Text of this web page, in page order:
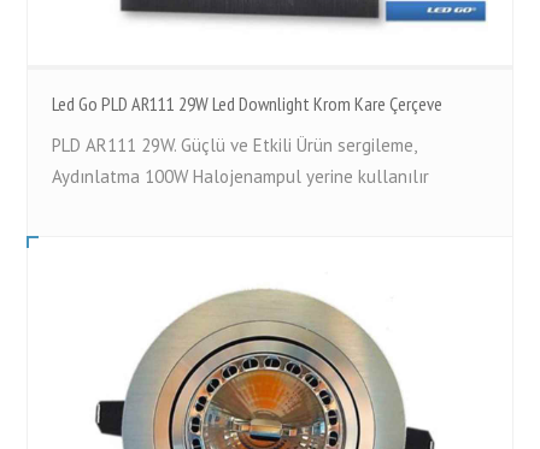
Led Go PLD AR111 29W Led Downlight Krom Kare Çerçeve
PLD AR111 29W. Güçlü ve Etkili Ürün sergileme,
Aydınlatma 100W Halojenampul yerine kullanılır